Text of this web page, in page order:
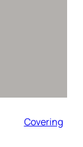
Covering